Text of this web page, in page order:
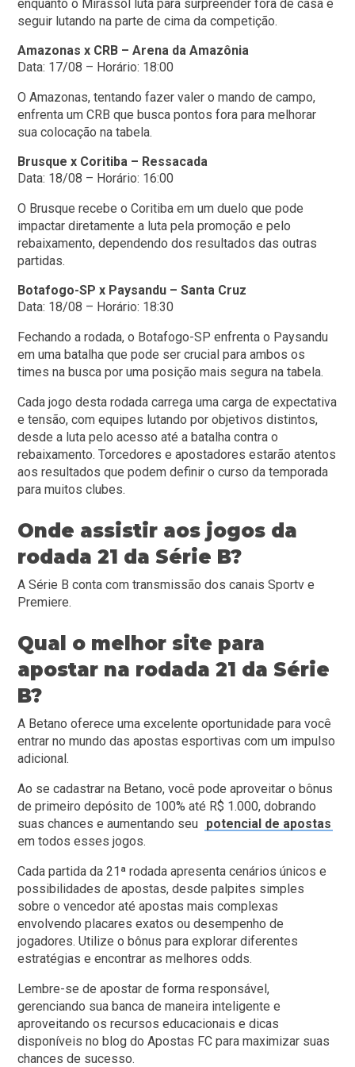
enquanto o Mirassol luta para surpreender fora de casa e
seguir lutando na parte de cima da competição.
Amazonas x CRB – Arena da Amazônia
Data: 17/08 – Horário: 18:00
O Amazonas, tentando fazer valer o mando de campo,
enfrenta um CRB que busca pontos fora para melhorar
sua colocação na tabela.
Brusque x Coritiba – Ressacada
Data: 18/08 – Horário: 16:00
O Brusque recebe o Coritiba em um duelo que pode
impactar diretamente a luta pela promoção e pelo
rebaixamento, dependendo dos resultados das outras
partidas.
Botafogo-SP x Paysandu – Santa Cruz
Data: 18/08 – Horário: 18:30
Fechando a rodada, o Botafogo-SP enfrenta o Paysandu
em uma batalha que pode ser crucial para ambos os
times na busca por uma posição mais segura na tabela.
Cada jogo desta rodada carrega uma carga de expectativa
e tensão, com equipes lutando por objetivos distintos,
desde a luta pelo acesso até a batalha contra o
rebaixamento. Torcedores e apostadores estarão atentos
aos resultados que podem definir o curso da temporada
para muitos clubes.
Onde assistir aos jogos da
rodada 21 da Série B?
A Série B conta com transmissão dos canais Sportv e
Premiere.
Qual o melhor site para
apostar na rodada 21 da Série
B?
A Betano oferece uma excelente oportunidade para você
entrar no mundo das apostas esportivas com um impulso
adicional.
Ao se cadastrar na Betano, você pode aproveitar o bônus
de primeiro depósito de 100% até R$ 1.000, dobrando
suas chances e aumentando seu potencial de apostas
em todos esses jogos.
Cada partida da 21ª rodada apresenta cenários únicos e
possibilidades de apostas, desde palpites simples
sobre o vencedor até apostas mais complexas
envolvendo placares exatos ou desempenho de
jogadores. Utilize o bônus para explorar diferentes
estratégias e encontrar as melhores odds.
Lembre-se de apostar de forma responsável,
gerenciando sua banca de maneira inteligente e
aproveitando os recursos educacionais e dicas
disponíveis no blog do Apostas FC para maximizar suas
chances de sucesso.